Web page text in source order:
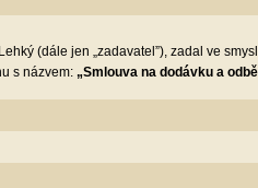
(dále jen „zadavatel”), zadal ve
s názvem: „Smlouva na dodávku a